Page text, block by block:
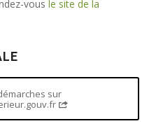
vous le site de la
sur